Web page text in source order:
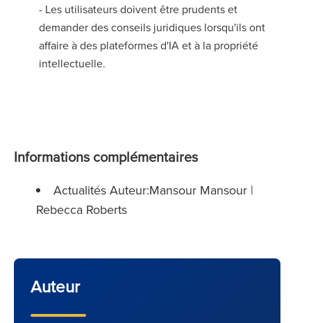
- Les utilisateurs doivent être prudents et
demander des conseils juridiques lorsqu'ils ont
affaire à des plateformes d'IA et à la propriété
intellectuelle.
Informations complémentaires
Actualités Auteur:Mansour Mansour |
Rebecca Roberts
Auteur